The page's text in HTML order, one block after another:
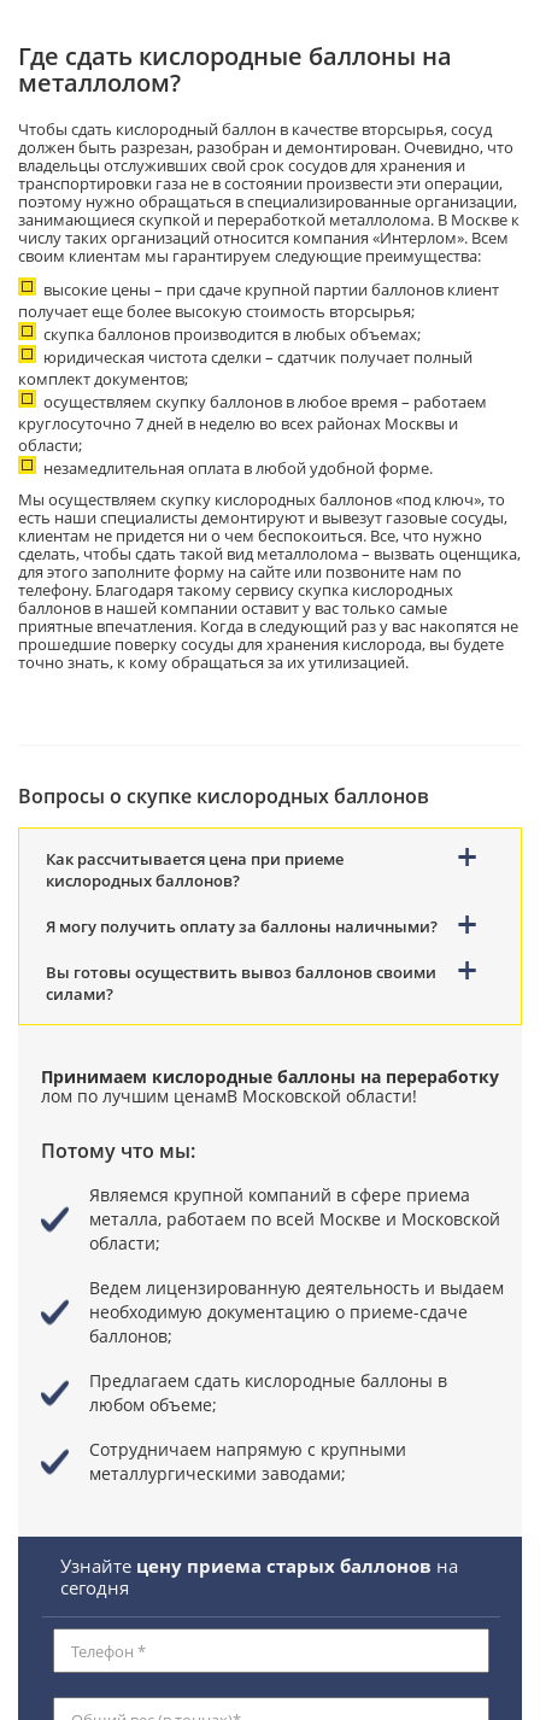
Где сдать кислородные баллоны на
металлолом?
Чтобы сдать кислородный баллон в качестве вторсырья, сосуд
должен быть разрезан, разобран и демонтирован. Очевидно, что
владельцы отслуживших свой срок сосудов для хранения и
транспортировки газа не в состоянии произвести эти операции,
поэтому нужно обращаться в специализированные организации,
занимающиеся скупкой и переработкой металлолома. В Москве к
числу таких организаций относится компания «Интерлом». Всем
своим клиентам мы гарантируем следующие преимущества:
высокие цены – при сдаче крупной партии баллонов клиент
получает еще более высокую стоимость вторсырья;
скупка баллонов производится в любых объемах;
юридическая чистота сделки – сдатчик получает полный
комплект документов;
осуществляем скупку баллонов в любое время – работаем
круглосуточно 7 дней в неделю во всех районах Москвы и
области;
незамедлительная оплата в любой удобной форме.
Мы осуществляем скупку кислородных баллонов «под ключ», то
есть наши специалисты демонтируют и вывезут газовые сосуды,
клиентам не придется ни о чем беспокоиться. Все, что нужно
сделать, чтобы сдать такой вид металлолома – вызвать оценщика,
для этого заполните форму на сайте или позвоните нам по
телефону. Благодаря такому сервису скупка кислородных
баллонов в нашей компании оставит у вас только самые
приятные впечатления. Когда в следующий раз у вас накопятся не
прошедшие поверку сосуды для хранения кислорода, вы будете
точно знать, к кому обращаться за их утилизацией.
Вопросы о скупке кислородных баллонов
Как рассчитывается цена при приеме
кислородных баллонов?
Я могу получить оплату за баллоны наличными?
Вы готовы осуществить вывоз баллонов своими
силами?
Принимаем кислородные баллоны на переработку
лом по лучшим ценамВ Московской области!
Потому что мы:
Являемся крупной компаний в сфере приема
металла, работаем по всей Москве и Московской
области;
Ведем лицензированную деятельность и выдаем
необходимую документацию о приеме-сдаче
баллонов;
Предлагаем сдать кислородные баллоны в
любом объеме;
Сотрудничаем напрямую с крупными
металлургическими заводами;
Узнайте цену приема старых баллонов на
сегодня